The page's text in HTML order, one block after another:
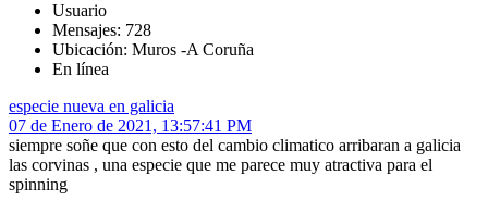
Usuario
Mensajes: 728
Ubicación: Muros -A Coruña
En línea
especie nueva en galicia
07 de Enero de 2021, 13:57:41 PM
siempre soñe que con esto del cambio climatico arribaran a galicia
las corvinas , una especie que me parece muy atractiva para el
spinning